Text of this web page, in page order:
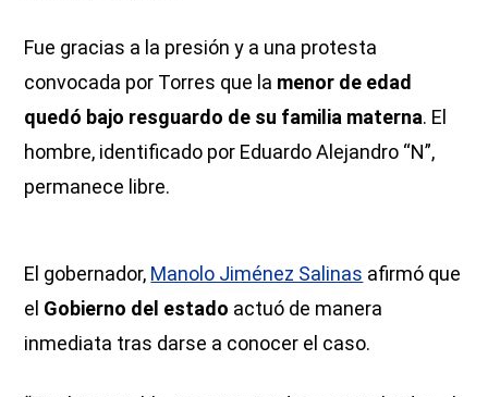
Fue gracias a la presión y a una protesta
convocada por Torres que la menor de edad
quedó bajo resguardo de su familia materna. El
hombre, identificado por Eduardo Alejandro “N”,
permanece libre.
El gobernador, Manolo Jiménez Salinas afirmó que
el Gobierno del estado actuó de manera
inmediata tras darse a conocer el caso.